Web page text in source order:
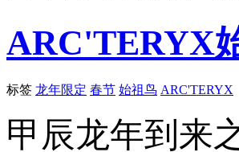
ARC'TERYX
标签 龙年限定 春节 始祖鸟 ARC'TERYX
甲辰龙年到来